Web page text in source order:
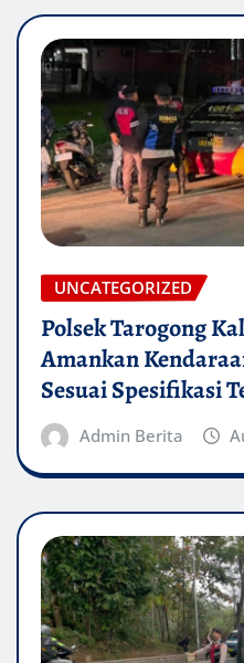
UNCATEGORIZED
Polsek Tarogong
Amankan
Sesuai Spesifikasi
Admin Berita